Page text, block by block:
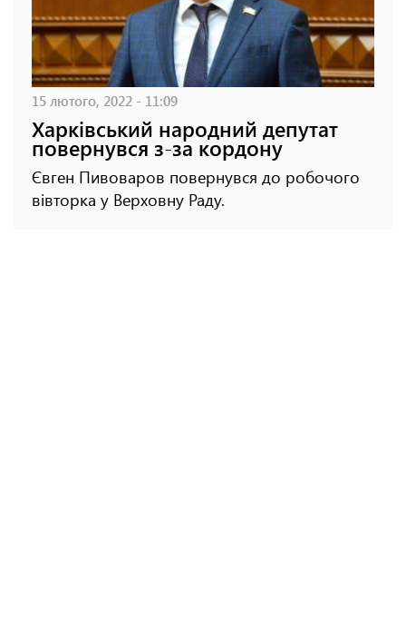
15 лютого, 2022 - 11:09
Харківський народний депутат
повернувся з-за кордону
Євген Пивоваров повернувся до робочого
вівторка у Верховну Раду.